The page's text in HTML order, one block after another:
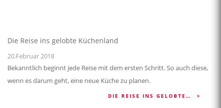
Die Reise ins gelobte Küchenland
20.Februar 2018
Bekanntlich beginnt jede Reise mit dem ersten Schritt. So auch diese,
wenn es darum geht, eine neue Küche zu planen.
DIE REISE INS GELOBTE…